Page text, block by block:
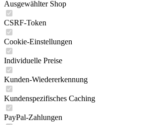
Ausgewählter Shop
CSRF-Token
Cookie-Einstellungen
Individuelle Preise
Kunden-Wiedererkennung
Kundenspezifisches Caching
PayPal-Zahlungen